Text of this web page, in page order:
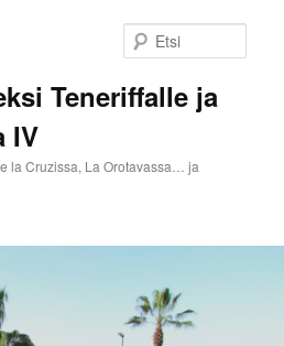
Teneriffalle ja
IV
la Cruzissa, La Orotavassa… ja